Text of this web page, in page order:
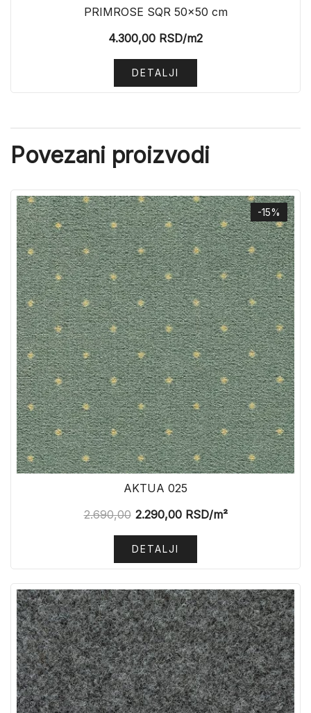
PRIMROSE SQR 50×50 cm
4.300,00 RSD/m2
DETALJI
Povezani proizvodi
-15%
AKTUA 025
2.690,00 2.290,00RSD/m²
DETALJI